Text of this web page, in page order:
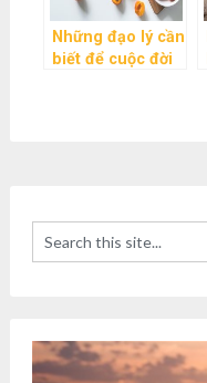
Những đạo lý cần
biết để cuộc đời